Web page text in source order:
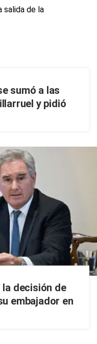
sumó a las
y pidió
decisión de
embajador en